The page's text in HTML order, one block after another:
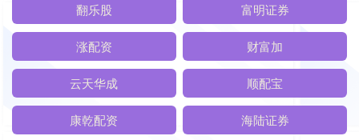
翻乐股 富明证券
涨配资 财富加
云天华成 顺配宝
康乾配资 海陆证券